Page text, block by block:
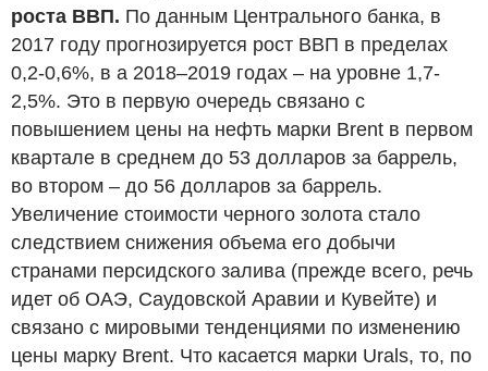
роста ВВП. По данным Центрального банка, в
2017 году прогнозируется рост ВВП в пределах
0,2-0,6%, в а 2018–2019 годах – на уровне 1,7-
2,5%. Это в первую очередь связано с
повышением цены на нефть марки Brent в первом
квартале в среднем до 53 долларов за баррель,
во втором – до 56 долларов за баррель.
Увеличение стоимости черного золота стало
следствием снижения объема его добычи
странами персидского залива (прежде всего, речь
идет об ОАЭ, Саудовской Аравии и Кувейте) и
связано с мировыми тенденциями по изменению
цены марку Brent. Что касается марки Urals, то, по